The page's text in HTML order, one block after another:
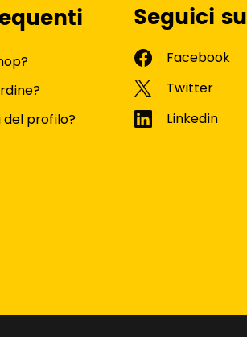
profilo?
Seguici su